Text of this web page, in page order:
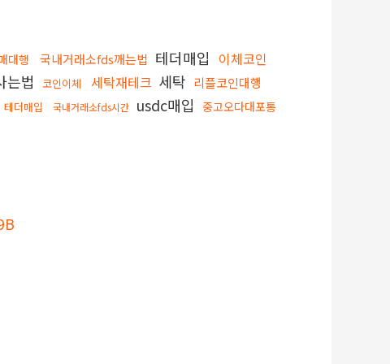
대행 국내거래소fds깨는법 테더매입 이체코인
는법 코인이체 세탁재테크 세탁 리플코인대행
테더매입 국내거래소fds시간 usdc매입 중고오다대포통